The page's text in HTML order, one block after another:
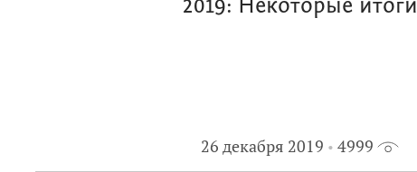
2019: Некоторые итоги
26 декабря 2019 4999